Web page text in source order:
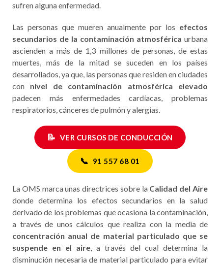
sufren alguna enfermedad.
Las personas que mueren anualmente por los efectos
secundarios de la contaminación atmosférica urbana
ascienden a más de 1,3 millones de personas, de estas
muertes, más de la mitad se suceden en los países
desarrollados, ya que, las personas que residen en ciudades
con nivel de contaminación atmosférica elevado
padecen más enfermedades cardíacas, problemas
respiratorios, cánceres de pulmón y alergias.
📝 VER CURSOS DE CONDUCCIÓN
📞 91 557 68 01
La OMS marca unas directrices sobre la Calidad del Aire
donde determina los efectos secundarios en la salud
derivado de los problemas que ocasiona la contaminación,
a través de unos cálculos que realiza con la media de
concentración anual de material particulado que se
suspende en el aire, a través del cual determina la
disminución necesaria de material particulado para evitar